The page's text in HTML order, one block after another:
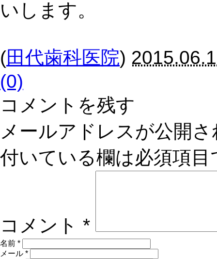
いします。
(田代歯科医院)
(0)
コメントを残す
メールアドレスが公開
付いている欄は必須項目
コメント *
名前 *
メール *